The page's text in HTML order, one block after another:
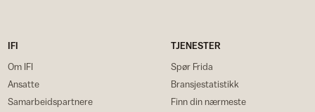
IFI
Om IFI
Ansatte
Samarbeidspartnere
TJENESTER
Spør Frida
Bransjestatistikk
Finn din nærmeste